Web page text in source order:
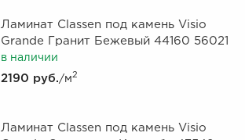
Ламинат Classen под камень Visio
Grande Гранит Бежевый 44160 56021
в наличии
2190 руб./м2
Ламинат Classen под камень Visio